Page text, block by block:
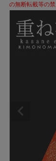
の無断転載等の